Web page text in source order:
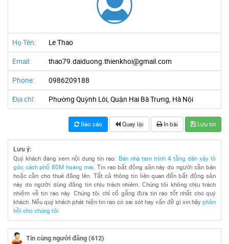
Họ Tên: Le Thao
Email: thao79.daiduong.thienkhoi@gmail.com
Phone: 0986209188
Địa chỉ: Phường Quỳnh Lôi, Quận Hai Bà Trưng, Hà Nội
Báo cáo Quay lại In bài Lưu tin
Lưu ý:
Quý khách đang xem nội dung tin rao: Bán nhà tam trinh 4 tầng dân xây lô
góc cách phố 80M hoàng mai . Tin rao bất động sản này do người cần bán
hoặc cần cho thuê đăng lên. Tất cả thông tin liên quan đến bất động sản
này do người dùng đăng tin chịu trách nhiêm. Chúng tôi không chịu trách
nhiệm về tin rao này. Chúng tôi chỉ cố gắng đưa tin rao tốt nhất cho quý
khách. Nếu quý khách phát hiện tin rao có sai sót hay vấn đề gì xin hãy phản
hồi cho chúng tôi
Tin cùng người đăng (612)